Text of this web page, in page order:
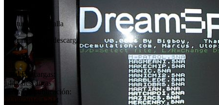
Captura de pantalla
Información de descarga
Versión:
Total Descargas:
1447 descargas
Fecha de publicación:
23/08/2016 17:14